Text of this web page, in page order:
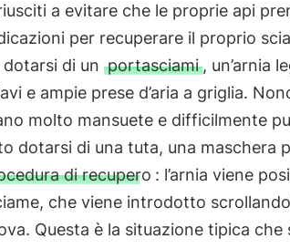
a evitare che le proprie api
per recuperare il proprio
di un portasciami, un’arnia
e ampie prese d’aria a griglia.
molto mansuete e difficilmente
dotarsi di una tuta, una maschera
di recupero : l’arnia viene
che viene introdotto
Questa è la situazione tipica che